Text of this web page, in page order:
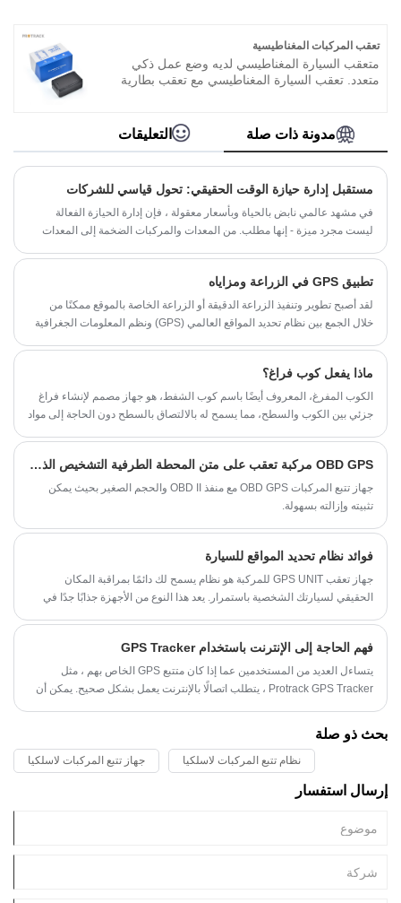
تعقب المركبات المغناطيسية
متعقب السيارة المغناطيسي لديه وضع عمل ذكي
متعدد. تعقب السيارة المغناطيسي مع تعقب بطارية
نموذجي يجمع بين منتجات الاتصالات وخدمات GPS.
مدونة ذات صلة التعليقات
مستقبل إدارة حيازة الوقت الحقيقي: تحول قياسي للشركات
في مشهد عالمي نابض بالحياة وبأسعار معقولة ، فإن إدارة الحيازة الفعالة
ليست مجرد ميزة - إنها مطلب. من المعدات والمركبات الضخمة إلى المعدات
تطبيق GPS في الزراعة ومزاياه
لقد أصبح تطوير وتنفيذ الزراعة الدقيقة أو الزراعة الخاصة بالموقع ممكنًا من
خلال الجمع بين نظام تحديد المواقع العالمي (GPS) ونظم المعلومات الجغرافية
ماذا يفعل كوب فراغ؟
الكوب المفرغ، المعروف أيضًا باسم كوب الشفط، هو جهاز مصمم لإنشاء فراغ
جزئي بين الكوب والسطح، مما يسمح له بالالتصاق بالسطح دون الحاجة إلى مواد
OBD GPS مركبة تعقب على متن المحطة الطرفية التشخيص الذكي
جهاز تتبع المركبات OBD GPS مع منفذ OBD II والحجم الصغير بحيث يمكن
تثبيته وإزالته بسهولة.
فوائد نظام تحديد المواقع للسيارة
جهاز تعقب GPS UNIT للمركبة هو نظام يسمح لك دائمًا بمراقبة المكان
الحقيقي لسيارتك الشخصية باستمرار. يعد هذا النوع من الأجهزة جذابًا جدًا في
فهم الحاجة إلى الإنترنت باستخدام GPS Tracker
يتساءل العديد من المستخدمين عما إذا كان متتبع GPS الخاص بهم ، مثل
Protrack GPS Tracker ، يتطلب اتصالًا بالإنترنت يعمل بشكل صحيح. يمكن أن
GPS على إشارات الأقمار الصناعية لتحديد الموقع ، وهذا الجانب لا يتطلب
الوصول إلى الإنترنت. ومع ذلك ، فإن بعض الميزات ، وخاصة تلك التي تقدمها
بحث ذو صلة
جهاز تتبع المركبات لاسلكيا نظام تتبع المركبات لاسلكيا
إرسال استفسار